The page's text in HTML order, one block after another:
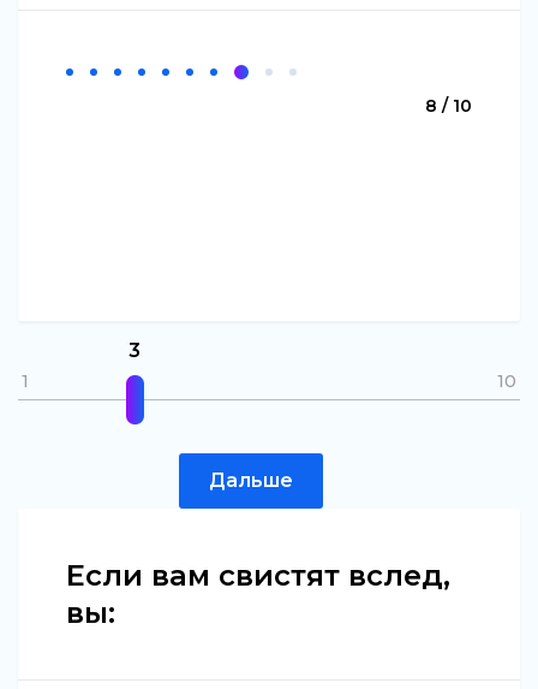
8 / 10
1 10
3
Дальше
Если вам свистят вслед,
вы: